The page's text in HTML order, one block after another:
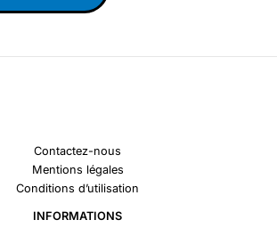
Contactez-nous
Mentions légales
Conditions d’utilisation
INFORMATIONS